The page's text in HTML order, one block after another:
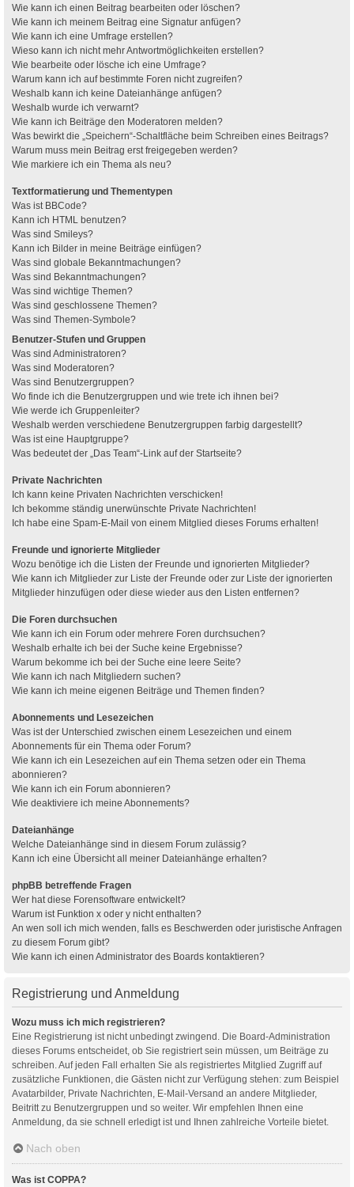
Wie kann ich einen Beitrag bearbeiten oder löschen?
Wie kann ich meinem Beitrag eine Signatur anfügen?
Wie kann ich eine Umfrage erstellen?
Wieso kann ich nicht mehr Antwortmöglichkeiten erstellen?
Wie bearbeite oder lösche ich eine Umfrage?
Warum kann ich auf bestimmte Foren nicht zugreifen?
Weshalb kann ich keine Dateianhänge anfügen?
Weshalb wurde ich verwarnt?
Wie kann ich Beiträge den Moderatoren melden?
Was bewirkt die „Speichern“-Schaltfläche beim Schreiben eines Beitrags?
Warum muss mein Beitrag erst freigegeben werden?
Wie markiere ich ein Thema als neu?
Textformatierung und Thementypen
Was ist BBCode?
Kann ich HTML benutzen?
Was sind Smileys?
Kann ich Bilder in meine Beiträge einfügen?
Was sind globale Bekanntmachungen?
Was sind Bekanntmachungen?
Was sind wichtige Themen?
Was sind geschlossene Themen?
Was sind Themen-Symbole?
Benutzer-Stufen und Gruppen
Was sind Administratoren?
Was sind Moderatoren?
Was sind Benutzergruppen?
Wo finde ich die Benutzergruppen und wie trete ich ihnen bei?
Wie werde ich Gruppenleiter?
Weshalb werden verschiedene Benutzergruppen farbig dargestellt?
Was ist eine Hauptgruppe?
Was bedeutet der „Das Team“-Link auf der Startseite?
Private Nachrichten
Ich kann keine Privaten Nachrichten verschicken!
Ich bekomme ständig unerwünschte Private Nachrichten!
Ich habe eine Spam-E-Mail von einem Mitglied dieses Forums erhalten!
Freunde und ignorierte Mitglieder
Wozu benötige ich die Listen der Freunde und ignorierten Mitglieder?
Wie kann ich Mitglieder zur Liste der Freunde oder zur Liste der ignorierten
Mitglieder hinzufügen oder diese wieder aus den Listen entfernen?
Die Foren durchsuchen
Wie kann ich ein Forum oder mehrere Foren durchsuchen?
Weshalb erhalte ich bei der Suche keine Ergebnisse?
Warum bekomme ich bei der Suche eine leere Seite?
Wie kann ich nach Mitgliedern suchen?
Wie kann ich meine eigenen Beiträge und Themen finden?
Abonnements und Lesezeichen
Was ist der Unterschied zwischen einem Lesezeichen und einem
Abonnements für ein Thema oder Forum?
Wie kann ich ein Lesezeichen auf ein Thema setzen oder ein Thema
abonnieren?
Wie kann ich ein Forum abonnieren?
Wie deaktiviere ich meine Abonnements?
Dateianhänge
Welche Dateianhänge sind in diesem Forum zulässig?
Kann ich eine Übersicht all meiner Dateianhänge erhalten?
phpBB betreffende Fragen
Wer hat diese Forensoftware entwickelt?
Warum ist Funktion x oder y nicht enthalten?
An wen soll ich mich wenden, falls es Beschwerden oder juristische Anfragen
zu diesem Forum gibt?
Wie kann ich einen Administrator des Boards kontaktieren?
Registrierung und Anmeldung
Wozu muss ich mich registrieren?
Eine Registrierung ist nicht unbedingt zwingend. Die Board-Administration
dieses Forums entscheidet, ob Sie registriert sein müssen, um Beiträge zu
schreiben. Auf jeden Fall erhalten Sie als registriertes Mitglied Zugriff auf
zusätzliche Funktionen, die Gästen nicht zur Verfügung stehen: zum Beispiel
Avatarbilder, Private Nachrichten, E-Mail-Versand an andere Mitglieder,
Beitritt zu Benutzergruppen und so weiter. Wir empfehlen Ihnen eine
Anmeldung, da sie schnell erledigt ist und Ihnen zahlreiche Vorteile bietet.
Nach oben
Was ist COPPA?